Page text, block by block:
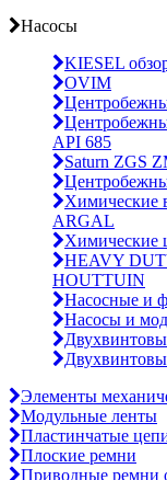
Насосы
KIESEL
OVIM
API 685
Saturn ZGS
Химические
ARGAL
Химические
HEAVY
HOUTTUIN
Насосные и
Насосы и
Элементы
Модульные ленты
Пластинчатые
Плоские ремни
Приводные ремни